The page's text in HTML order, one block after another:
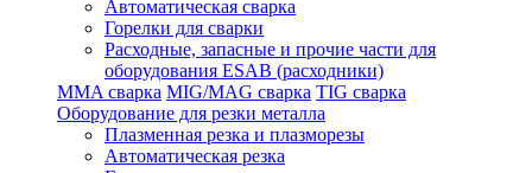
Автоматическая сварка
Горелки для сварки
Расходные, запасные и прочие части для
оборудования ESAB (расходники)
MMA сварка MIG/MAG сварка TIG сварка
Оборудование для резки металла
Плазменная резка и плазморезы
Автоматическая резка